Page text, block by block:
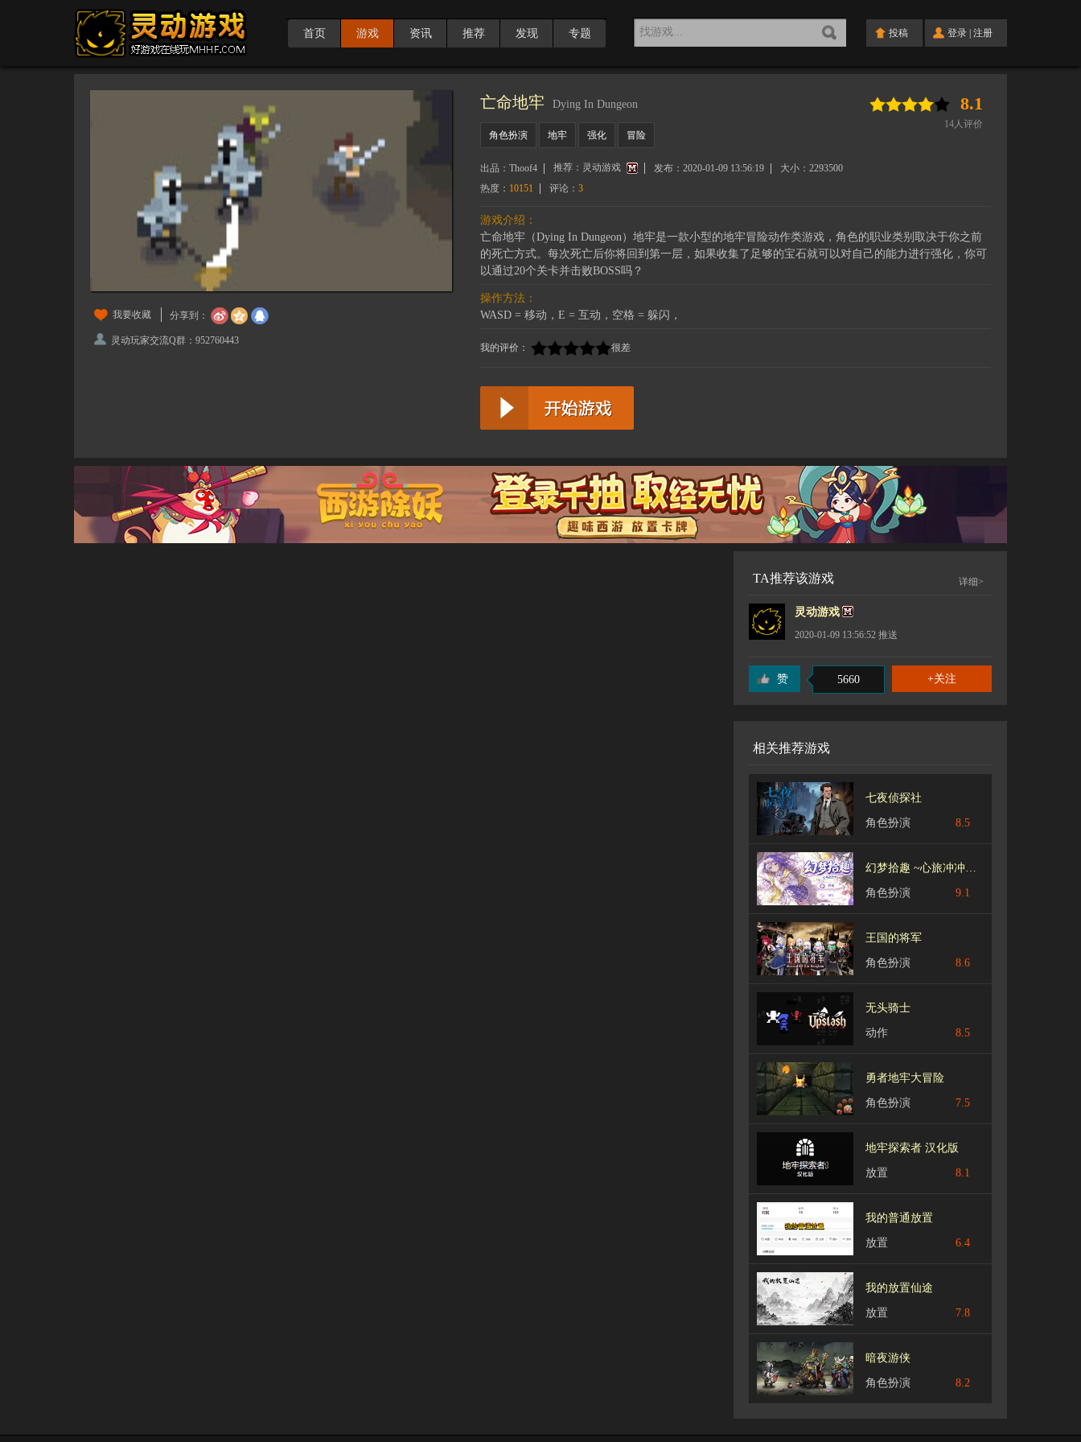
首页 游戏 资讯 推荐 发现 专题 投稿 登录 注册
我要收藏 分享到：
灵动玩家交流Q群：952760443
8.1
14人评价
亡命地牢 Dying In Dungeon
角色扮演 地牢 强化 冒险
出品： Thoof4 推荐： 灵动游戏 发布： 2020-01-09 13:56:19 大小： 2293500
热度： 10151 评论： 3
游戏介绍：
亡命地牢（Dying In Dungeon）地牢是一款小型的地牢冒险动作类游戏，角色的职业类别取决于你之前
的死亡方式。每次死亡后你将回到第一层，如果收集了足够的宝石就可以对自己的能力进行强化，你可
以通过20个关卡并击败BOSS吗？
操作方法：
WASD = 移动，E = 互动，空格 = 躲闪，
我的评价： 很差
TA推荐该游戏 详细>
灵动游戏
2020-01-09 13:56:52 推送
赞 5660
相关推荐游戏
七夜侦探社
角色扮演 8.5
幻梦拾趣 ~心旅冲冲冲 v1.1
角色扮演 9.1
王国的将军
角色扮演 8.6
无头骑士
动作 8.5
勇者地牢大冒险
角色扮演 7.5
地牢探索者 汉化版
放置 8.1
我的普通放置
放置 6.4
我的放置仙途
放置 7.8
暗夜游侠
角色扮演 8.2